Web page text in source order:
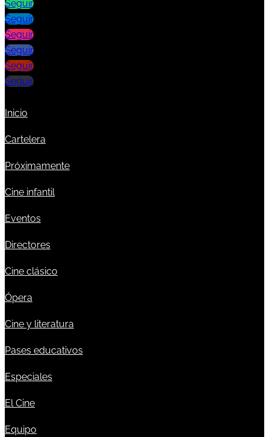
Seguir
Seguir
Seguir
Seguir
Seguir
Seguir
Inicio
Cartelera
Próximamente
Cine infantil
Eventos
Directores
Cine clásico
Ópera
Cine y literatura
Pases educativos
Especiales
El Cine
Equipo